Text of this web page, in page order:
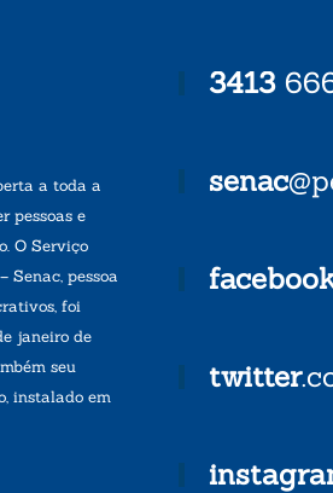
a toda a
pessoas e
O Serviço
Senac, pessoa
foi
janeiro de
seu
instalado em
3413
senac
twitter